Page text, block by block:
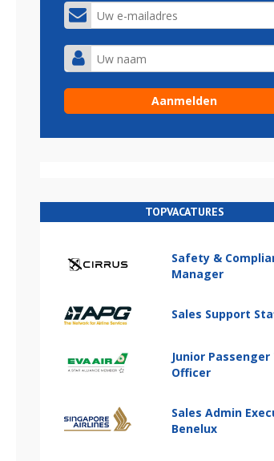
TOPVACATURES
Safety &
Manager
Sales Support
Junior
Officer
Sales Admin
Benelux